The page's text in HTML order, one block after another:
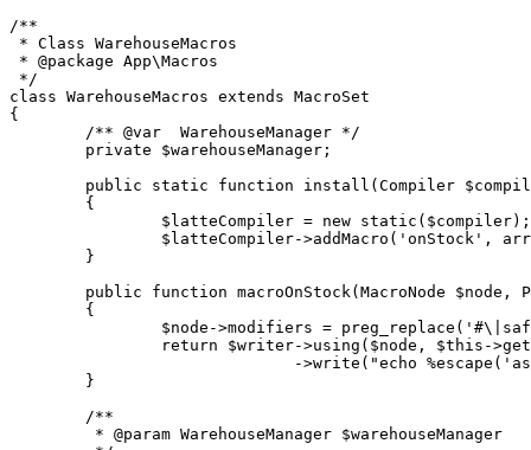
/**
* Class WarehouseMacros
* @package App\Macros
*/
class WarehouseMacros extends MacroSet
{
        /** @var  WarehouseManager */
        private $warehouseManager;
public static function install(Compiler
        {
                $latteCompiler = new static($compiler);
$latteCompiler->addMacro('onStock',
        }
public function macroOnStock(MacroNode $node,
        {
$node->modifiers =
return $writer->using($node, $this-
->write("echo
        }
        /**
         * @param WarehouseManager $warehouseManager